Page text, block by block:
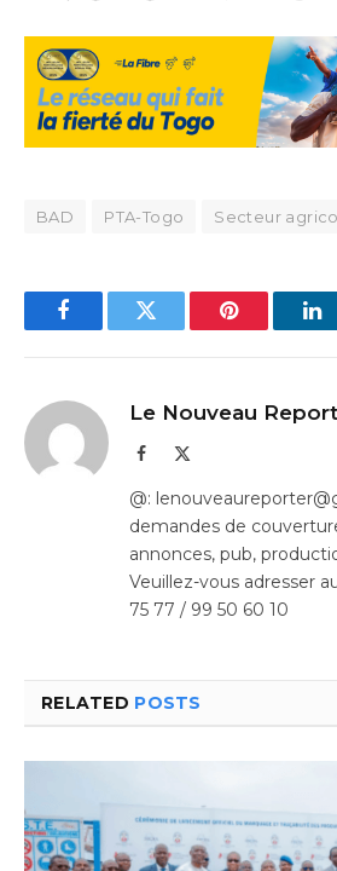
BAD PTA-Togo Secteur
FacebookTwitter Pinterest
Le Nouveau
Facebook
@:
demandes de
annonces, pub,
Veuillez-vous adresser
75 77 / 99 50 60 10
RELATED POSTS